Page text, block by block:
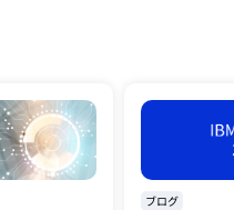
ブログ